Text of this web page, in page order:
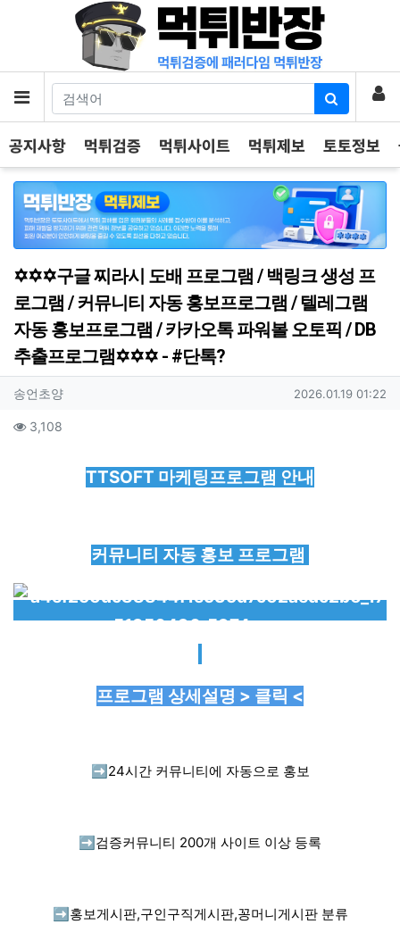
메뉴 로
공지사항 먹튀검증 먹튀사이트 먹튀제보 토토정보
✡️✡️✡️구글 찌라시 도배 프로그램 / 백링크 생성 프
로그램 / 커뮤니티 자동 홍보프로그램 / 텔레그램
자동 홍보프로그램 / 카카오톡 파워볼 오토픽 / DB
추출프로그램✡️✡️✡️ - #단톡?
작성자 정보
송언초양작성 작성일
2026.01.19 01:22
컨텐츠 정보
3,108
TTSOFT 마케팅프로그램 안내
커뮤니티 자동 홍보 프로그램
프로그램 상세설명 > 클릭 <
➡️ 24시간 커뮤니티에 자동으로 홍보
➡️ 검증커뮤니티 200개 사이트 이상 등록
➡️ 홍보게시판,구인구직게시판,꽁머니게시판 분류